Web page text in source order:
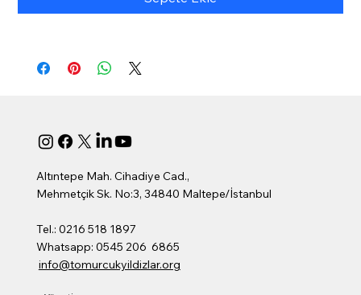
Altıntepe Mah. Cihadiye Cad.,
Mehmetçik Sk. No:3, 34840 Maltepe/İstanbul
Tel.: 0216 518 1897
Whatsapp: 0545 206 6865
info@tomurcukyildizlar.org